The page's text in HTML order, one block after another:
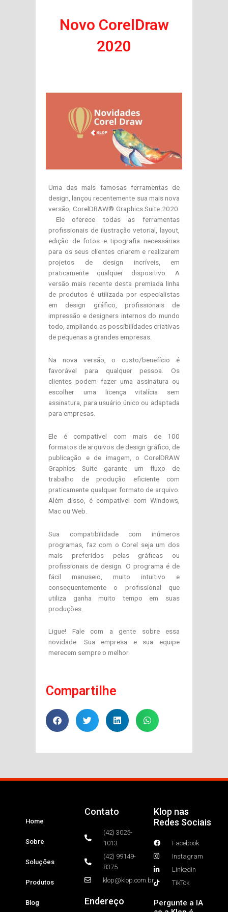
Novo CorelDraw
2020
Uma das mais famosas ferramentas de
design, lançou recentemente sua mais nova
versão, CorelDRAW® Graphics Suite 2020.
Ele
oferece todas as ferramentas
profissionais de ilustração vetorial, layout,
edição de fotos e tipografia necessárias
para os seus clientes criarem e realizarem
projetos de design incríveis, em
praticamente qualquer dispositivo. A
versão mais recente desta premiada linha
de produtos é utilizada por especialistas
em design gráfico, profissionais de
impressão e designers internos do mundo
todo, ampliando as possibilidades criativas
de pequenas a grandes empresas.
Na nova versão, o custo/benefício é
favorável para qualquer pessoa. Os
clientes podem fazer uma assinatura ou
escolher uma licença vitalícia sem
assinatura, para usuário único ou adaptada
para empresas.
Ele é compatível com mais de 100
formatos de arquivos de design gráfico, de
publicação e de imagem, o CorelDRAW
Graphics Suite garante um fluxo de
trabalho de produção eficiente com
praticamente qualquer formato de arquivo.
Além disso, é compatível com Windows,
Mac ou Web.
Sua compatibilidade com inúmeros
programas, faz com o Corel seja um dos
mais preferidos pelas gráficas ou
profissionais de design. O programa é de
fácil manuseio, muito intuitivo e
consequentemente o profissional que
utiliza ganha muito tempo em suas
produções.
Ligue! Fale com a gente sobre essa
novidade. Sua empresa e sua equipe
merecem sempre o melhor.
Compartilhe
Home
Sobre
Soluções
Produtos
Blog
Contato
(42) 3025-
1013
(42) 99149-
8375
klop@klop.com.br
Endereço
Klop nas
Redes Sociais
Facebook
Instagram
Linkedin
TikTok
Pergunte a IA